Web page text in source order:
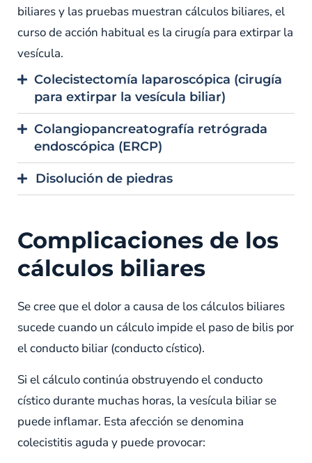
biliares y las pruebas muestran cálculos biliares, el
curso de acción habitual es la cirugía para extirpar la
vesícula.
Colecistectomía laparoscópica (cirugía
para extirpar la vesícula biliar)
Colangiopancreatografía retrógrada
endoscópica (ERCP)
Disolución de piedras
Complicaciones de los
cálculos biliares
Se cree que el dolor a causa de los cálculos biliares
sucede cuando un cálculo impide el paso de bilis por
el conducto biliar (conducto cístico).
Si el cálculo continúa obstruyendo el conducto
cístico durante muchas horas, la vesícula biliar se
puede inflamar. Esta afección se denomina
colecistitis aguda y puede provocar: